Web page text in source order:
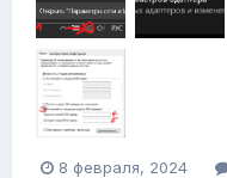
8 февраля, 2024